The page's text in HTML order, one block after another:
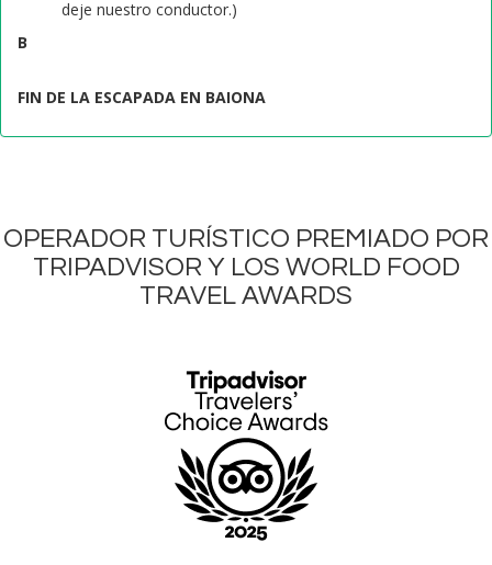
deje nuestro conductor.)
B
FIN DE LA ESCAPADA EN BAIONA
OPERADOR TURÍSTICO PREMIADO POR
TRIPADVISOR Y LOS WORLD FOOD
TRAVEL AWARDS